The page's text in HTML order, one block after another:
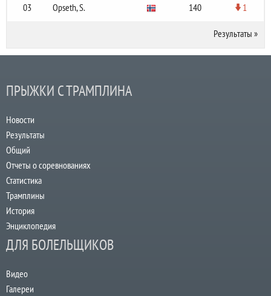
03 Opseth, S. 140 1
Результаты »
ПРЫЖКИ С ТРАМПЛИНА
Новости
Результаты
Общий
Отчеты о соревнованиях
Статистика
Трамплины
История
Энциклопедия
ДЛЯ БОЛЕЛЬЩИКОВ
Видео
Галереи